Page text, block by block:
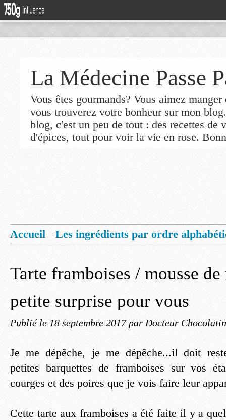
La Médecine Passe
Vous êtes gourmands? Vous aimez
vous trouverez votre bonheur sur mon
blog, c'est un peu de tout : des recettes de
d'épices, tout pour voir la vie en rose.
Accueil
Les ingrédients par ordre
Tarte framboises / mousse
petite surprise pour vous
Publié le 18 septembre 2017 par Docteur
Je me dépêche, je me dépêche...il doit
petites barquettes de framboises sur vos
courges et des poires que je vois faire leur
Cette tarte aux framboises a été faite il y a